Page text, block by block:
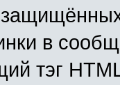
в
тэг